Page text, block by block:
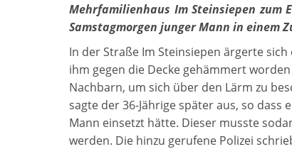
Mehrfamilienhaus Im Steinsiepen zum
Samstagmorgen junger Mann in einem
In der Straße Im Steinsiepen ärgerte
ihm gegen die Decke gehämmert
Nachbarn, um sich über den Lärm zu
sagte der 36-Jährige später aus, so
Mann einsetzt hätte. Dieser musste
werden. Die hinzu gerufene Polizei